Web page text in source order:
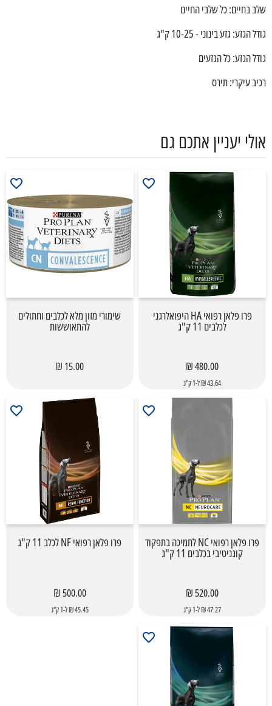
שלב בחיים: כל שלבי החיים
גודל הגזע: גזע בינוני - 10-25 ק"ג
גודל הגזע: כל הגזעים
רכיב עיקרי: תירס
אולי יעניין אתכם גם
פרו פלאן רפואי HA היפואלרגני
לכלבים 11 ק"ג
480.00 ₪
43.64 ₪ ל-1 ק"ג
שימורי מזון מלא לכלבים וחתולים
להתאוששות
15.00 ₪
פרו פלאן רפואי NC לתמיכה בתפקוד
קוגניטיבי בכלבים 11 ק"ג
520.00 ₪
47.27 ₪ ל-1 ק"ג
פרו פלאן רפואי NF לכלב 11 ק"ג
500.00 ₪
45.45 ₪ ל-1 ק"ג